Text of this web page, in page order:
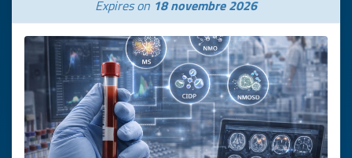
Expires on 18 novembre 2026